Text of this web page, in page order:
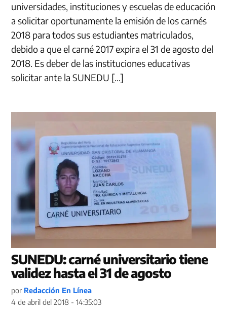
universidades, instituciones y escuelas de educación
a solicitar oportunamente la emisión de los carnés
2018 para todos sus estudiantes matriculados,
debido a que el carné 2017 expira el 31 de agosto del
2018. Es deber de las instituciones educativas
solicitar ante la SUNEDU […]
SUNEDU: carné universitario tiene
validez hasta el 31 de agosto
por Redacción En Línea
4 de abril del 2018 - 14:35:03